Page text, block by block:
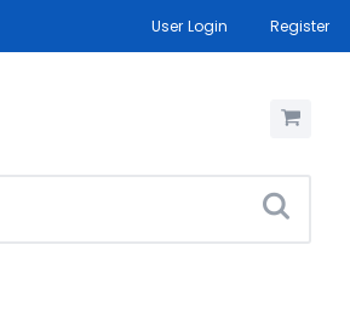
User Login Register